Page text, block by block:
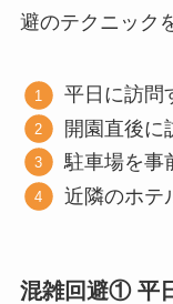
避のテクニック
平日に訪問
開園直後に
駐車場を事
近隣のホテ
混雑回避① 平